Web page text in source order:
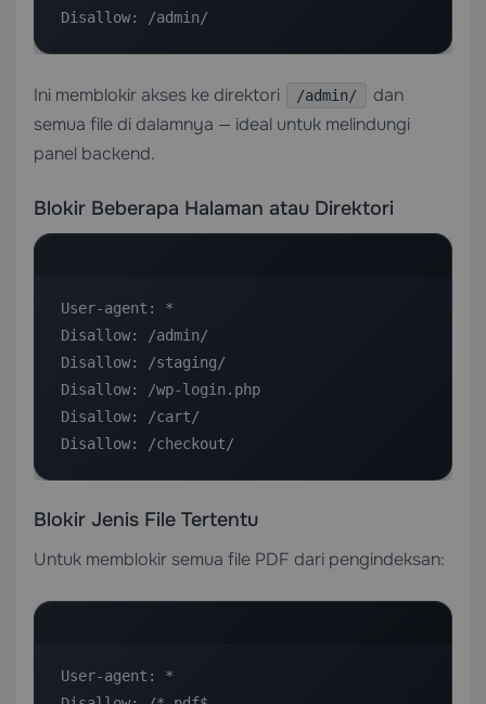
Disallow: /admin/
Ini memblokir akses ke direktori /admin/
dan
semua file di dalamnya — ideal untuk melindungi
panel backend.
Blokir Beberapa Halaman atau Direktori
User-agent: *
Disallow: /admin/
Disallow: /staging/
Disallow: /wp-login.php
Disallow: /cart/
Disallow: /checkout/
Blokir Jenis File Tertentu
Untuk memblokir semua file PDF dari pengindeksan:
User-agent: *